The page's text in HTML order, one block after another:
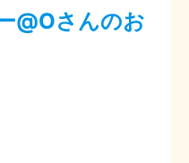
@Oさんのお